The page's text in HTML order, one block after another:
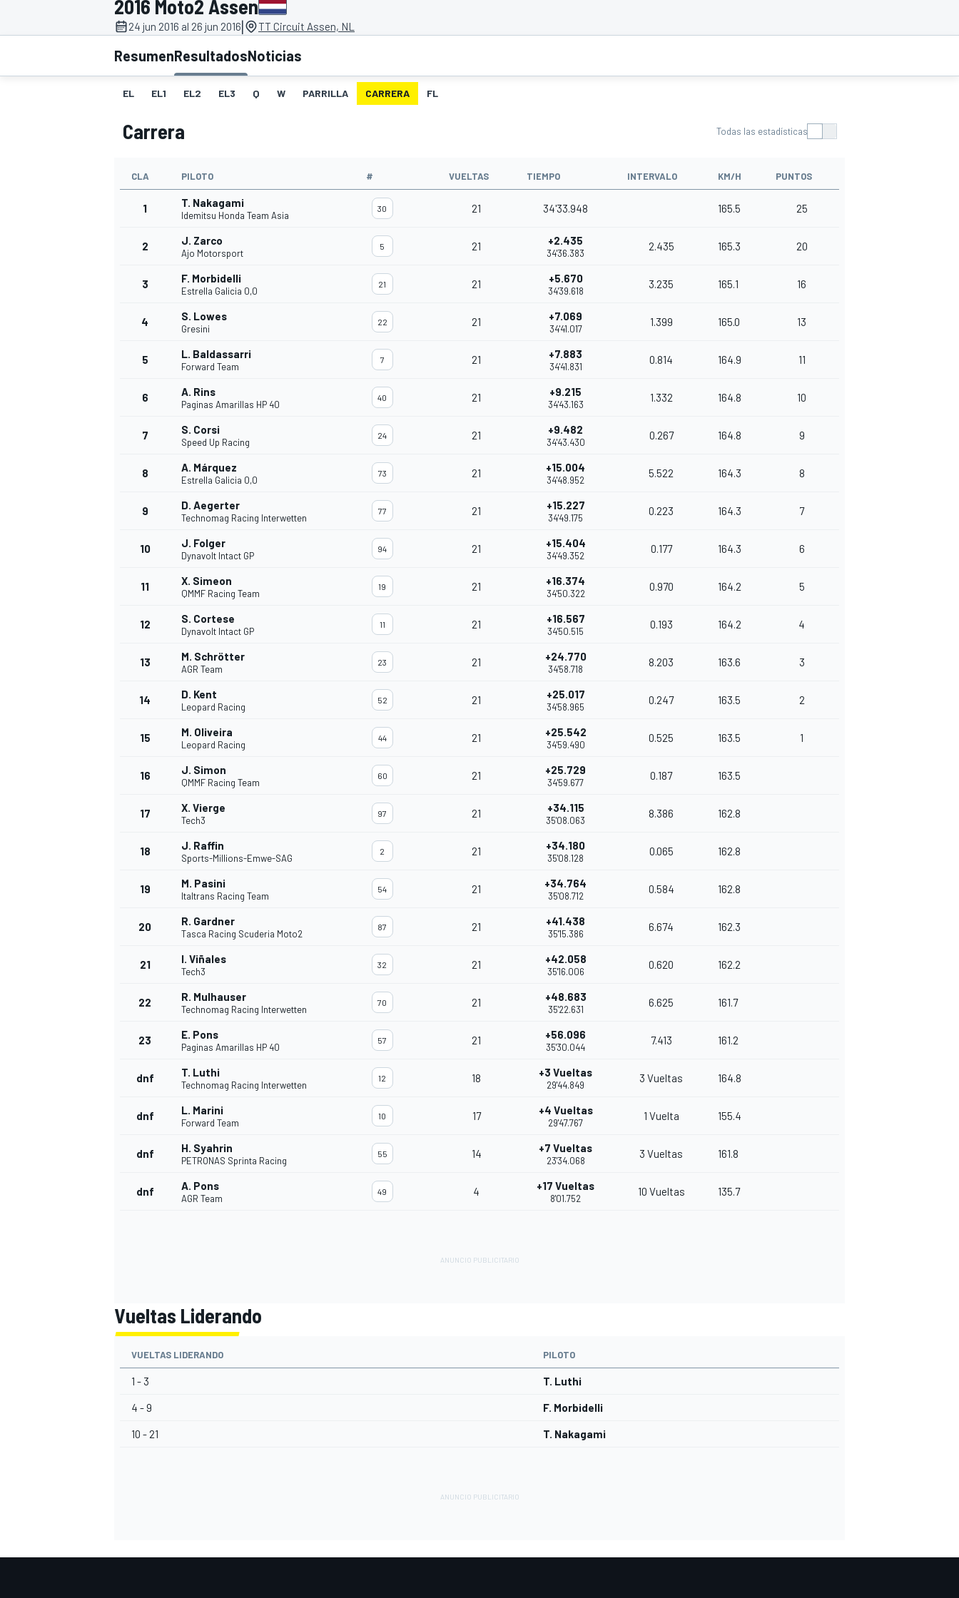
FÓRMULA E MOTO
2016 Moto2 Assen
24 jun 2016 al 26 jun 2016| TT Circuit Assen, NL
ResumenResultadosNoticias
EL EL1 EL2 EL3 Q W PARRILLA CARRERA FL
Carrera Todas las estadísticas
CLA PILOTO # VUELTAS TIEMPO INTERVALO KM/H PUNTOS
1 T. Nakagami
Idemitsu Honda Team Asia
30 21 34'33.948 165.5 25
2 J. Zarco
Ajo Motorsport
5 21 +2.435
34'36.383
2.435 165.3 20
3 F. Morbidelli
Estrella Galicia 0,0
21 21 +5.670
34'39.618
3.235 165.1 16
4 S. Lowes
Gresini
22 21 +7.069
34'41.017
1.399 165.0 13
5 L. Baldassarri
Forward Team
7 21 +7.883
34'41.831
0.814 164.9 11
6 A. Rins
Paginas Amarillas HP 40
40 21 +9.215
34'43.163
1.332 164.8 10
7 S. Corsi
Speed Up Racing
24 21 +9.482
34'43.430
0.267 164.8 9
8 A. Márquez
Estrella Galicia 0,0
73 21 +15.004
34'48.952
5.522 164.3 8
9 D. Aegerter
Technomag Racing Interwetten
77 21 +15.227
34'49.175
0.223 164.3 7
10 J. Folger
Dynavolt Intact GP
94 21 +15.404
34'49.352
0.177 164.3 6
11 X. Simeon
QMMF Racing Team
19 21 +16.374
34'50.322
0.970 164.2 5
12 S. Cortese
Dynavolt Intact GP
11 21 +16.567
34'50.515
0.193 164.2 4
13 M. Schrötter
AGR Team
23 21 +24.770
34'58.718
8.203 163.6 3
14 D. Kent
Leopard Racing
52 21 +25.017
34'58.965
0.247 163.5 2
15 M. Oliveira
Leopard Racing
44 21 +25.542
34'59.490
0.525 163.5 1
16 J. Simon
QMMF Racing Team
60 21 +25.729
34'59.677
0.187 163.5
17 X. Vierge
Tech3
97 21 +34.115
35'08.063
8.386 162.8
18 J. Raffin
Sports-Millions-Emwe-SAG
2 21 +34.180
35'08.128
0.065 162.8
19 M. Pasini
Italtrans Racing Team
54 21 +34.764
35'08.712
0.584 162.8
20 R. Gardner
Tasca Racing Scuderia Moto2
87 21 +41.438
35'15.386
6.674 162.3
21 I. Viñales
Tech3
32 21 +42.058
35'16.006
0.620 162.2
22 R. Mulhauser
Technomag Racing Interwetten
70 21 +48.683
35'22.631
6.625 161.7
23 E. Pons
Paginas Amarillas HP 40
57 21 +56.096
35'30.044
7.413 161.2
dnf T. Luthi
Technomag Racing Interwetten
12 18 +3 Vueltas
29'44.849
3 Vueltas 164.8
dnf L. Marini
Forward Team
10 17 +4 Vueltas
29'47.767
1 Vuelta 155.4
dnf H. Syahrin
PETRONAS Sprinta Racing
55 14 +7 Vueltas
23'34.068
3 Vueltas 161.8
dnf A. Pons
AGR Team
49 4 +17 Vueltas
8'01.752
10 Vueltas 135.7
Vueltas Liderando
VUELTAS LIDERANDO PILOTO
1 - 3 T. Luthi
4 - 9 F. Morbidelli
10 - 21 T. Nakagami